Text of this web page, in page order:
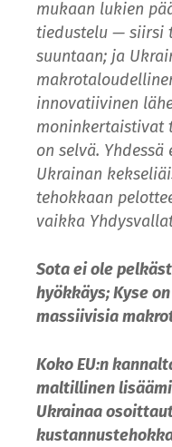
mukaan lukien
tiedustelu — siirsi
suuntaan; ja
innovatiivinen
moninkertaistivat
on selvä.
Ukrainan
tehokkaan
vaikka
Sota ei ole
hyökkäys; Kyse
massiivisia
Koko EU:n
maltillinen
Ukrainaa